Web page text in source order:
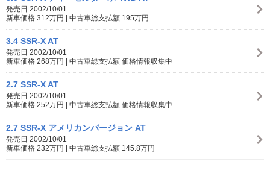
発売日 2002/10/01
新車価格 312万円 | 中古車総支払額 195万円
3.4 SSR-X AT
発売日 2002/10/01
新車価格 268万円 | 中古車総支払額 価格情報収集中
2.7 SSR-X AT
発売日 2002/10/01
新車価格 252万円 | 中古車総支払額 価格情報収集中
2.7 SSR-X アメリカンバージョン AT
発売日 2002/10/01
新車価格 232万円 | 中古車総支払額 145.8万円